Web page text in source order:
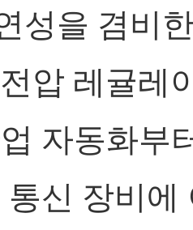
성을 겸비
압 레귤레
자동화부
신 장비에